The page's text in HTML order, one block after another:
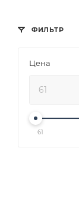
ФИЛЬТР
Цена
61